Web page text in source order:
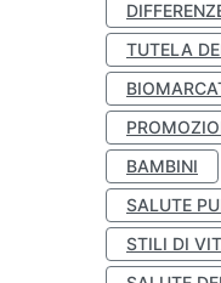
TUTELA
BAMBINI
SALUTE
STILI DI